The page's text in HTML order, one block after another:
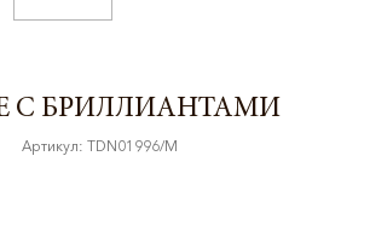
С БРИЛЛИАНТАМИ
Артикул: TDN01996/M